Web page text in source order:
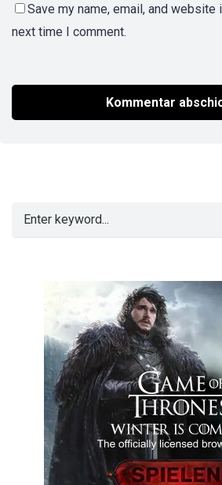
Save my name, email, and
next time I comment.